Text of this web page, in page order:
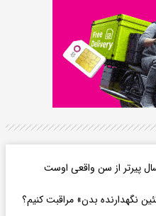
نگهدارنده بدن» مراقبت کنیم؟